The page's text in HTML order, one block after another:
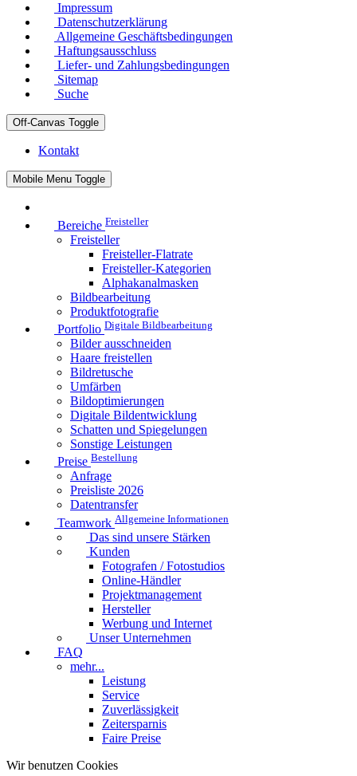
Impressum
Datenschutzerklärung
Allgemeine Geschäftsbedingungen
Haftungsausschluss
Liefer- und Zahlungsbedingungen
Sitemap
Suche
Off-Canvas Toggle
Kontakt
Mobile Menu Toggle
Bereiche Freisteller
Freisteller
Freisteller-Flatrate
Freisteller-Kategorien
Alphakanalmasken
Bildbearbeitung
Produktfotografie
Portfolio Digitale Bildbearbeitung
Bilder ausschneiden
Haare freistellen
Bildretusche
Umfärben
Bildoptimierungen
Digitale Bildentwicklung
Schatten und Spiegelungen
Sonstige Leistungen
Preise Bestellung
Anfrage
Preisliste 2026
Datentransfer
Teamwork Allgemeine Informationen
Das sind unsere Stärken
Kunden
Fotografen / Fotostudios
Online-Händler
Projektmanagement
Hersteller
Werbung und Internet
Unser Unternehmen
FAQ
mehr...
Leistung
Service
Zuverlässigkeit
Zeitersparnis
Faire Preise
Wir benutzen Cookies